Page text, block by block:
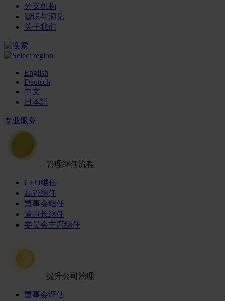
分支机构
智识与洞见
关于我们
English
Deutsch
中文
日本語
专业服务
管理继任流程
CEO继任
高管继任
董事会继任
董事长继任
委员会主席继任
提升公司治理
董事会评估